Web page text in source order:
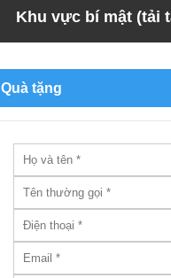
Khu vực bí mật (tải
Quà tặng